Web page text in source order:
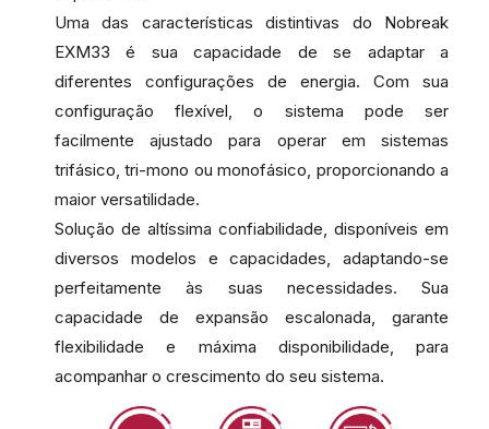
Uma das características distintivas do Nobreak
EXM33 é sua capacidade de se adaptar a
diferentes configurações de energia. Com sua
configuração flexível, o sistema pode ser
facilmente ajustado para operar em sistemas
trifásico, tri-mono ou monofásico, proporcionando a
maior versatilidade.
Solução de altíssima confiabilidade, disponíveis em
diversos modelos e capacidades, adaptando-se
perfeitamente às suas necessidades. Sua
capacidade de expansão escalonada, garante
flexibilidade e máxima disponibilidade, para
acompanhar o crescimento do seu sistema.